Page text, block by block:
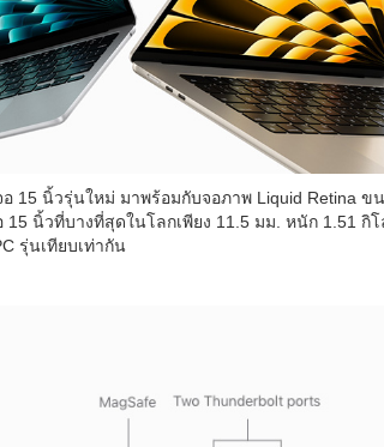
อ 15 นิ้วรุ่นใหม่ มาพร้อมกับจอภาพ Liquid Retina ข
15 นิ้วที่บางที่สุดในโลกเพียง 11.5 มม. หนัก 1.51 กิ
รุ่นเทียบเท่ากัน